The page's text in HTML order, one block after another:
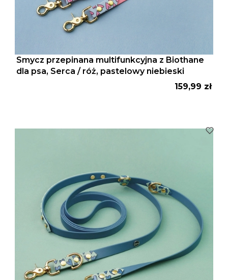
Smycz przepinana multifunkcyjna z Biothane
dla psa, Serca / róż, pastelowy niebieski
Cena
159,99 zł